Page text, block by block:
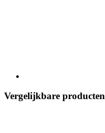
Vergelijkbare producten